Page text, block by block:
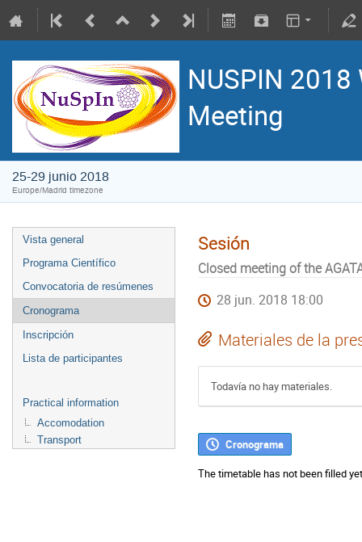
NUSPIN
Meeting
25-29 junio 2018
Europe/Madrid timezone
Vista general
Programa Científico
Convocatoria de resúmenes
Cronograma
Inscripción
Lista de participantes
Practical information
Accomodation
Transport
Sesión
Closed meeting of the
28 jun. 2018 18:00
Materiales de la
Todavía no hay materiales.
Cronograma
The timetable has not been filled